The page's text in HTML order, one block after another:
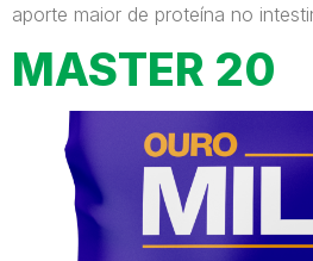
aporte maior de proteína no
MASTER 20